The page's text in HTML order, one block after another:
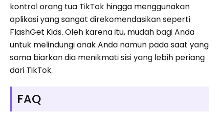
kontrol orang tua TikTok hingga menggunakan
aplikasi yang sangat direkomendasikan seperti
FlashGet Kids. Oleh karena itu, mudah bagi Anda
untuk melindungi anak Anda namun pada saat yang
sama biarkan dia menikmati sisi yang lebih periang
dari TikTok.
FAQ